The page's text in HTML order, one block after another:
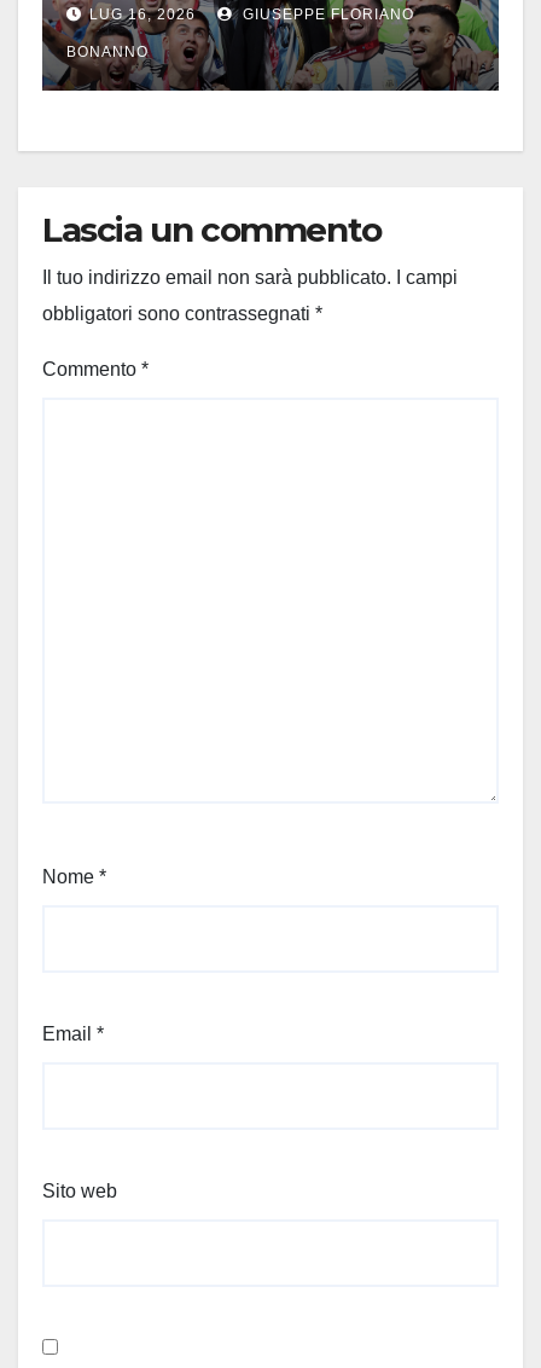
LUG 16, 2026 GIUSEPPE FLORIANO
BONANNO
Lascia un commento
Il tuo indirizzo email non sarà pubblicato.
I campi
obbligatori sono contrassegnati *
Commento *
Nome *
Email *
Sito web